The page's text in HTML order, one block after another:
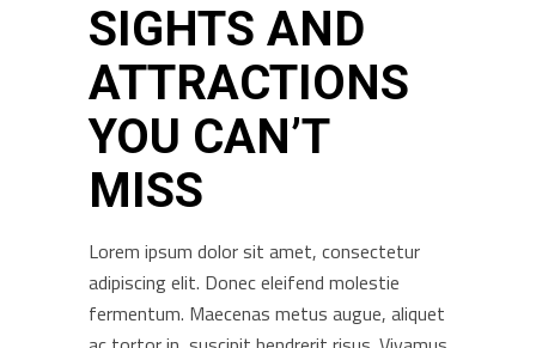
SIGHTS AND
ATTRACTIONS
YOU CAN’T
MISS
Lorem ipsum dolor sit amet, consectetur
adipiscing elit. Donec eleifend molestie
fermentum. Maecenas metus augue, aliquet